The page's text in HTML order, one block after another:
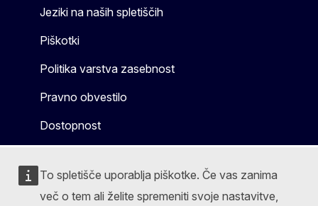
To spletišče uporablja piškotke. Če vas zanima
več o tem ali želite spremeniti svoje nastavitve,
Jeziki na naših spletiščih
Piškotki
Politika varstva zasebnost
Pravno obvestilo
Dostopnost